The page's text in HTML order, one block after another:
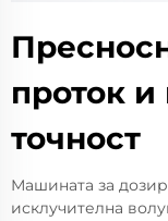
проток
точност
Машината за
исклучителна